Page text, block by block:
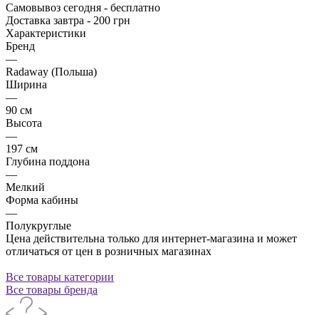
Самовывоз сегодня - бесплатно
Доставка завтра - 200 грн
Характеристики
Бренд
—
Radaway (Польша)
Ширина
—
90 см
Высота
—
197 см
Глубина поддона
—
Мелкий
Форма кабины
—
Полукруглые
Цена действительна только для интернет-магазина и может
отличаться от цен в розничных магазинах
Все товары категории
Все товары бренда